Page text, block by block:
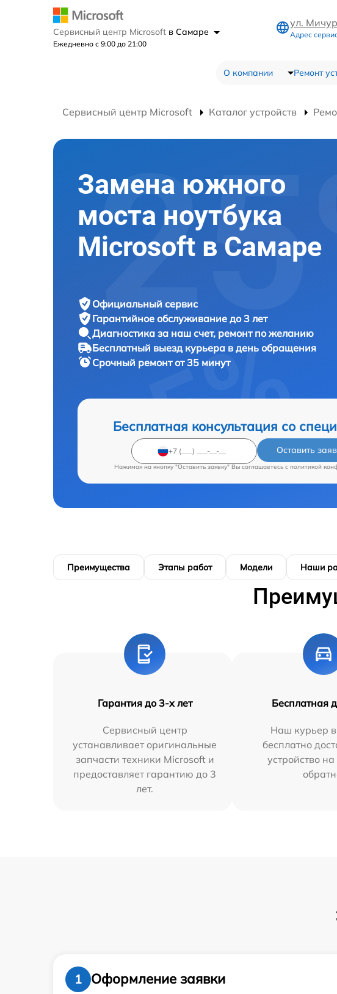
Сервисный центр Microsoft в Самаре
Ежедневно с 9:00 до 21:00
ул.
Адрес
О компании Ремонт
Сервисный центр Microsoft Каталог устройств
Замена южного
моста ноутбука
Microsoft в Самаре
Официальный сервис
Гарантийное обслуживание до 3 лет
Диагностика за наш счет, ремонт по желанию
Бесплатный выезд курьера в день обращения
Срочный ремонтот 35 минут
Бесплатная консультация со
Оставить
Нажимая на кнопку "Оставить заявку" Вы соглашаетесь c политикой
Преимущества Этапы работ Модели Наши
Гарантия до 3-х лет
Сервисный центр
устанавливает оригинальные
запчасти техники Microsoft и
предоставляет гарантию до 3
лет.
Бесплатная
Наш курьер
бесплатно
устройство
1
Оформление заявки